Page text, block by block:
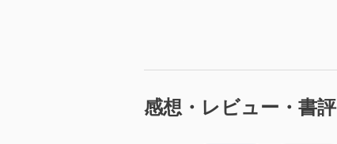
感想・レビュー・書評